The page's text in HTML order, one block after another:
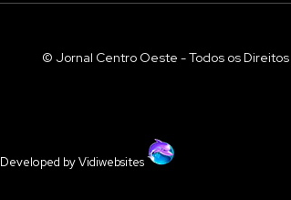
© Jornal Centro Oeste - Todos os
Developed by Vidiwebsites